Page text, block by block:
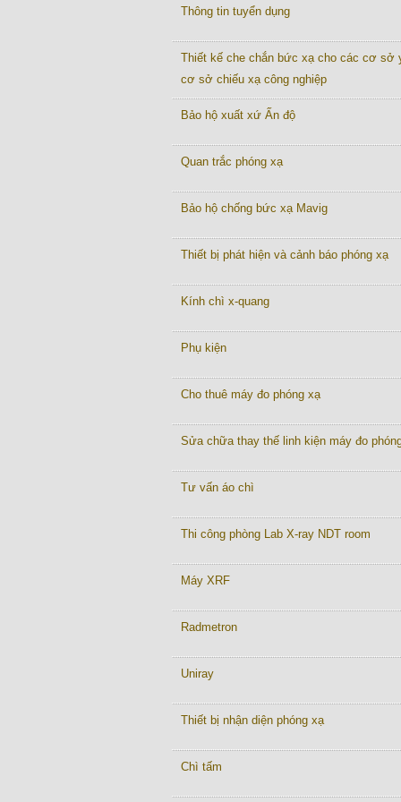
Thông tin tuyển dụng
Thiết kế che chắn bức xạ cho các cơ sở
cơ sở chiếu xạ công nghiệp
Bảo hộ xuất xứ Ấn độ
Quan trắc phóng xạ
Bảo hộ chống bức xạ Mavig
Thiết bị phát hiện và cảnh báo phóng xạ
Kính chì x-quang
Phụ kiện
Cho thuê máy đo phóng xạ
Sửa chữa thay thế linh kiện máy đo
Tư vấn áo chì
Thi công phòng Lab X-ray NDT room
Máy XRF
Radmetron
Uniray
Thiết bị nhận diện phóng xạ
Chì tấm